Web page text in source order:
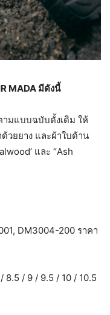
MADA มีดังนี้
ามแบบฉบับดั้งเดิม ให้
วยยาง และผ้าใบด้าน
และ “Ash
DM3004-200 ราคา
8.5 / 9 / 9.5 / 10 / 10.5